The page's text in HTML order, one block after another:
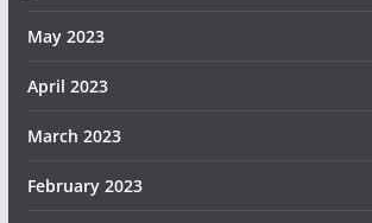
May 2023
April 2023
March 2023
February 2023